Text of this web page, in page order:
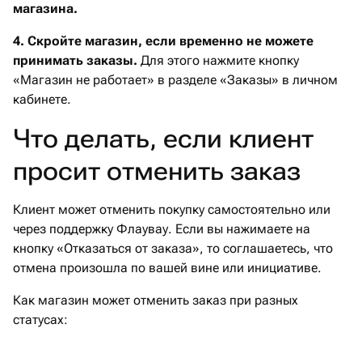
магазина.
4. Скройте магазин, если временно не можете
принимать заказы. Для этого нажмите кнопку
«Магазин не работает» в разделе «Заказы» в личном
кабинете.
Что делать, если клиент
просит отменить заказ
Клиент может отменить покупку самостоятельно или
через поддержку Флаувау. Если вы нажимаете на
кнопку «Отказаться от заказа», то соглашаетесь, что
отмена произошла по вашей вине или инициативе.
Как магазин может отменить заказ при разных
статусах: